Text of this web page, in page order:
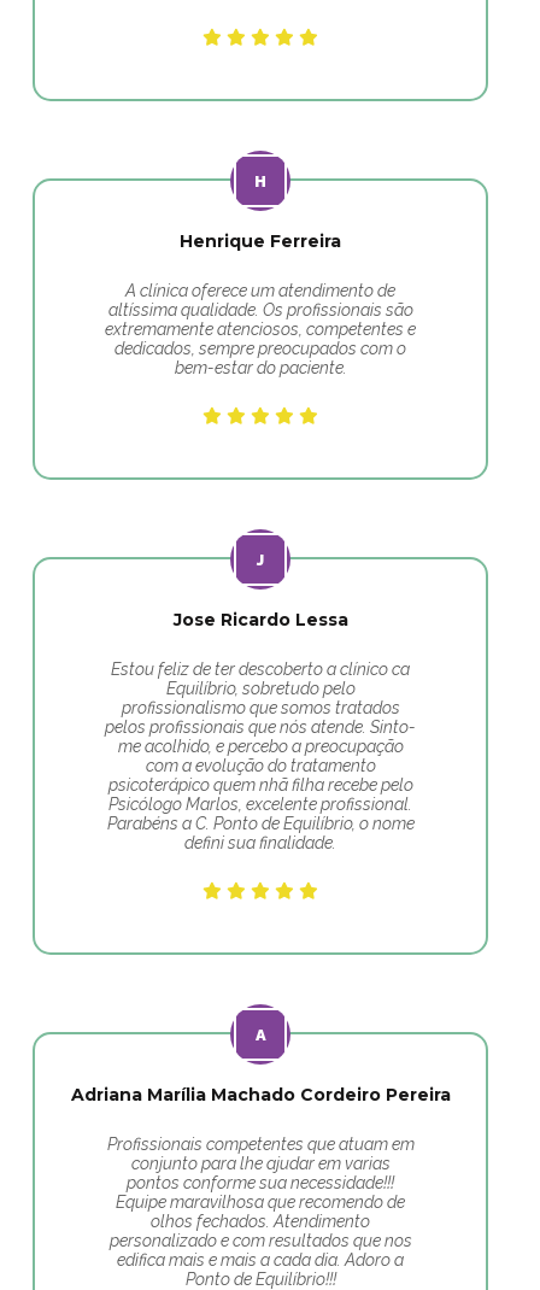
Henrique Ferreira
A clínica oferece um atendimento de
altíssima qualidade. Os profissionais são
extremamente atenciosos, competentes e
dedicados, sempre preocupados com o
bem-estar do paciente.
Jose Ricardo Lessa
Estou feliz de ter descoberto a clínico ca
Equilíbrio, sobretudo pelo
profissionalismo que somos tratados
pelos profissionais que nós atende. Sinto-
me acolhido, e percebo a preocupação
com a evolução do tratamento
psicoterápico quem nhã filha recebe pelo
Psicólogo Marlos, excelente profissional.
Parabéns a C. Ponto de Equilíbrio, o nome
defini sua finalidade.
Adriana Marília Machado Cordeiro Pereira
Profissionais competentes que atuam em
conjunto para lhe ajudar em varias
pontos conforme sua necessidade!!!
Equipe maravilhosa que recomendo de
olhos fechados. Atendimento
personalizado e com resultados que nos
edifica mais e mais a cada dia. Adoro a
Ponto de Equilíbrio!!!